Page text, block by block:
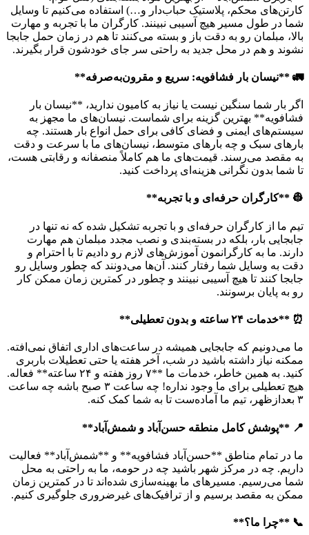
کارتن‌های محکم، پلاستیک حباب‌دار و…) استفاده می‌کنیم تا وسایل
شما در طول مسیر هیچ آسیبی نبینند. کارگران ما با تجربه و مهارت
بالا، مبلمان رو به دقت باز و بسته می‌کنند تا هم در زمان حمل جابجا
نشوند و هم در محل جدید به راحتی سر جای خودشون قرار بگیرند.
🚛 **نیسان بار فشافویه: سریع و مقرون‌به‌صرفه**
اگر بار شما سنگین نیست یا نیاز به کامیون ندارید، **نیسان بار
فشافویه** بهترین گزینه برای شماست. نیسان‌های ما مجهز به
سیستم‌های ایمنی و فضای کافی برای حمل انواع بار هستند. چه
بارهای سبک و چه بارهای متوسط، نیسان‌های ما با سرعت و دقت
به مقصد می‌رسند. قیمت‌های ما هم کاملاً منصفانه و رقابتی هست،
تا شما بدون نگرانی هزینه‌ای پرداخت کنید.
👷 **کارگران حرفه‌ای و با تجربه**
تیم ما از کارگران حرفه‌ای و با تجربه تشکیل شده که نه تنها در
جابجایی بار، بلکه در بسته‌بندی و نصب مجدد مبلمان هم مهارت
دارند. ما به کارگرانمون آموزش‌های لازم رو دادیم تا با احترام و
دقت به وسایل شما رفتار کنند. آن‌ها می‌دونند که چطور وسایل رو
جابجا کنند تا هیچ آسیبی نبینند و چطور در کمترین زمان ممکن کار
رو به پایان برسونند.
⏰ **خدمات ۲۴ ساعته و بدون تعطیلی**
ما می‌دونیم که جابجایی همیشه در ساعت‌های اداری اتفاق نمی‌افته.
ممکنه نیاز داشته باشید در شب، آخر هفته یا حتی تعطیلات باربری
کنید. به همین خاطر، خدمات ما **۷ روز هفته و ۲۴ ساعته** فعاله.
هیچ تعطیلی برای ما وجود نداره! چه ساعت ۳ صبح باشه چه ساعت
۳ بعدازظهر، تیم ما آماده‌ست تا به شما کمک کنه.
📍 **پوشش کامل منطقه حسن‌آباد و شمش‌آباد**
ما در تمام مناطق **حسن‌آباد فشافویه** و **شمش‌آباد** فعالیت
داریم. چه در مرکز شهر باشید چه در حومه، ما به راحتی به محل
شما می‌رسیم. مسیرهای ما بهینه‌سازی شده‌اند تا در کمترین زمان
ممکن به مقصد برسیم و از ترافیک‌های غیرضروری جلوگیری کنیم.
📞 **چرا ما؟**